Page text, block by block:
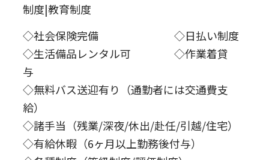
制度|教育制度
◇社会保険完備 ◇日払い制度
◇生活備品レンタル可 ◇作業着貸
与
◇無料バス送迎有り（通勤者には交通費支
給）
◇諸手当（残業/深夜/休出/赴任/引越/住宅）
◇有給休暇（6ヶ月以上勤務後付与）